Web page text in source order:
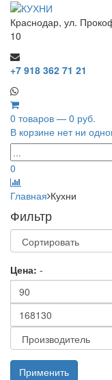
Краснодар, ул.
10
+7 918 362 71 21
0 товаров — 0 руб.
В корзине нет ни
0
Главная Кухни
Фильтр
Цена: -
Применить